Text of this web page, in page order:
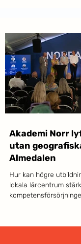
Akademi Norr
utan
Almedalen
Hur kan högre
lokala lärcentrum
centrum när Akademi